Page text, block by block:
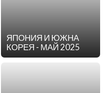
ЯПОНИЯ И ЮЖНА
КОРЕЯ - МАЙ 2025